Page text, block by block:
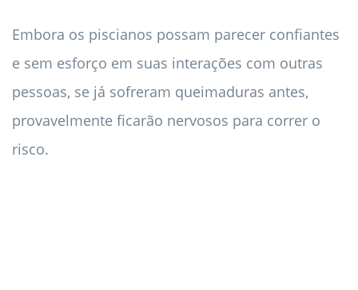
Embora os piscianos possam parecer confiantes
e sem esforço em suas interações com outras
pessoas, se já sofreram queimaduras antes,
provavelmente ficarão nervosos para correr o
risco.